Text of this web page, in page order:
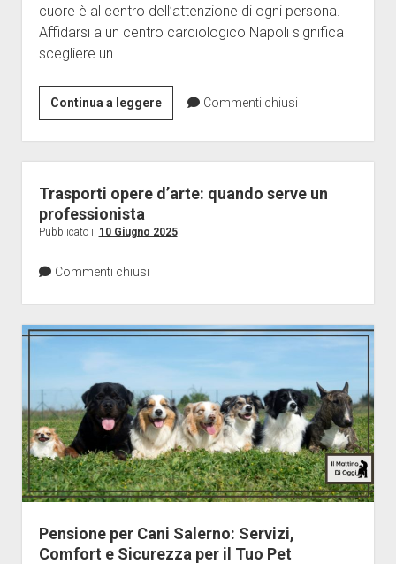
Viaggi
Wedding
cuore è al centro dell’attenzione di ogni persona.
Affidarsi a un centro cardiologico Napoli significa
scegliere un…
Continua a leggere Commenti chiusi
Trasporti opere d’arte: quando serve un
professionista
Pubblicato il 10 Giugno 2025
Commenti chiusi
Pensione per Cani Salerno: Servizi,
Comfort e Sicurezza per il Tuo Pet